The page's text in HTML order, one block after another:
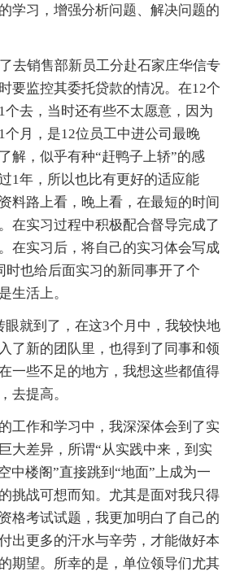
学习，增强分析问题、解决问题的
去销售部新员工分赴石家庄华信专
要监控其委托贷款的情况。在12个
个去，当时还有些不太愿意，因为
个月，是12位员工中进公司最晚
解，似乎有种“赶鸭子上轿”的感
1年，所以也比有更好的适应能
料路上看，晚上看，在最短的时间
在实习过程中积极配合督导完成了
在实习后，将自己的实习体会写成
时也给后面实习的新同事开了个
生活上。
眼就到了，在这3个月中，我较快地
了新的团队里，也得到了同事和领
一些不足的地方，我想这些都值得
去提高。
工作和学习中，我深深体会到了实
大差异，所谓“从实践中来，到实
中楼阁”直接跳到“地面”上成为一
挑战可想而知。尤其是面对我只得
格考试试题，我更加明白了自己的
出更多的汗水与辛劳，才能做好本
期望。所幸的是，单位领导们尤其